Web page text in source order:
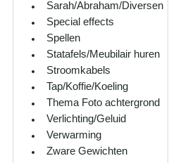
Sarah/Abraham/Diversen
Special effects
Spellen
Statafels/Meubilair huren
Stroomkabels
Tap/Koffie/Koeling
Thema Foto achtergrond
Verlichting/Geluid
Verwarming
Zware Gewichten